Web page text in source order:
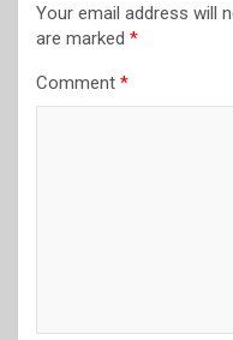
Your email address will
are marked *
Comment *